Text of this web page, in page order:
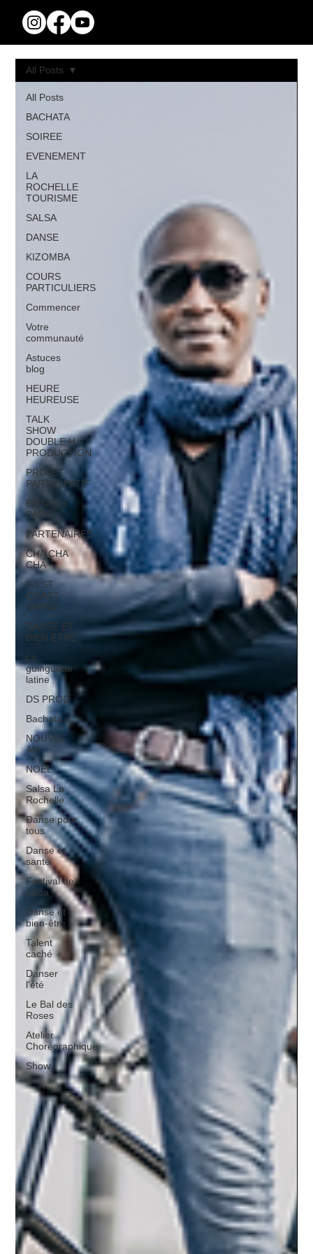
All Posts
BACHATA
SOIREE
EVENEMENT
LA
ROCHELLE
TOURISME
SALSA
DANSE
KIZOMBA
COURS
PARTICULIERS
Commencer
Votre
communauté
Astuces
blog
HEURE
HEUREUSE
TALK
SHOW
DOUBLE H
PRODUCTION
PROJET
PARTICIPATIF
FITNESS
PARK
PARTENAIRES
CHA CHA
CHA
WEST
COAST
SWING
DANSE ET
BIEN ETRE
La
guinguette
latine
DS PROD
Bachata
NOUVEL
AN
NOËL
Salsa La
Rochelle
Danse pour
tous
Danse et
santé
Festival de
salsa
Danse et
bien-être
Talent
caché
Danser
l'été
Le Bal des
Roses
Atelier
Chorégraphique
Show
All Posts